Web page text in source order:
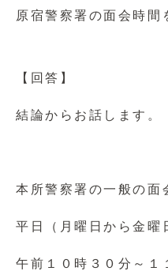
原宿警察署の面会時間
【回答】
結論からお話します。
本所警察署の一般の面
平日（月曜日から金曜
午前１０時３０分～１